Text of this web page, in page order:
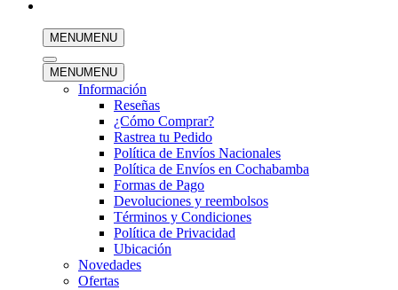
MENUMENU
MENUMENU
Información
Reseñas
¿Cómo Comprar?
Rastrea tu Pedido
Política de Envíos Nacionales
Política de Envíos en Cochabamba
Formas de Pago
Devoluciones y reembolsos
Términos y Condiciones
Política de Privacidad
Ubicación
Novedades
Ofertas